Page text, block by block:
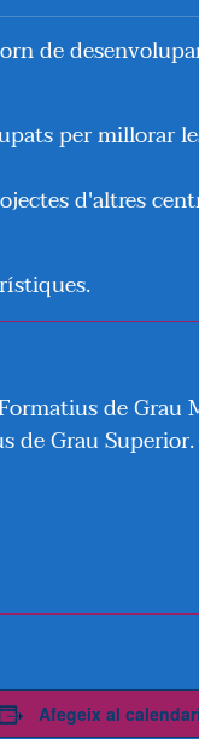
de
per millorar
d'altres
de Grau
de Grau Superior.
Afegeix al